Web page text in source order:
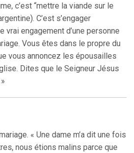
c’est “mettre la viande sur le
C’est s’engager
vrai engagement d’une personne
Vous êtes dans le propre du
vous annoncez les épousailles
Dites que le Seigneur Jésus
« Une dame m’a dit une fois
nous étions malins parce que